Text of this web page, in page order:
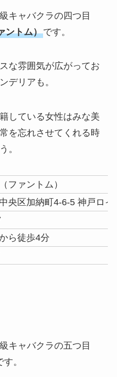
キャバクラの四つ目
ントム）です。
な雰囲気が広がってお
デリアも。
している女性はみな美
を忘れさせてくれる時
。
ファントム）
央区加納町4-6-5 神戸ロイ
ら徒歩4分
キャバクラの五つ目
す。